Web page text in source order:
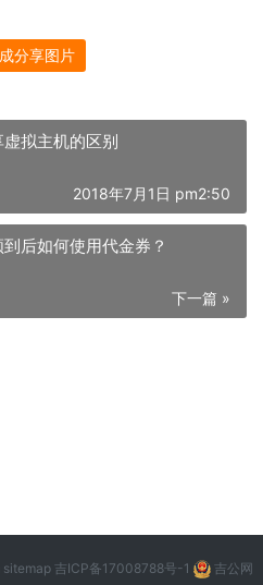
分享图片
拟主机的区别
2018年7月1日 pm2:50
后如何使用代金券？
下一篇 »
sitemap 吉ICP备17008788号-1
吉公网